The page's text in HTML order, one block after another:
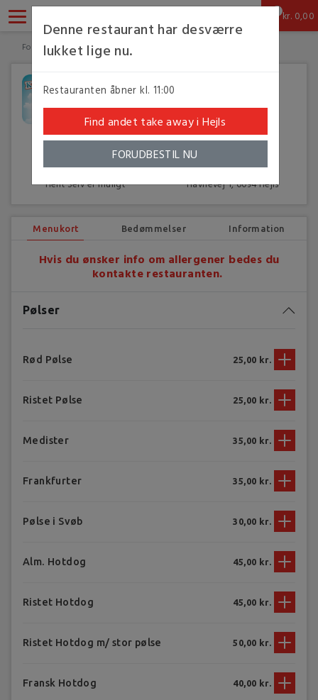
kr. 0,00
Forsiden 6094 Hejls Kabyssen Is & Grill
★★★★★★
★★★★★★
(4 bedømmelser)
Dansk, Grill
Hent Selv er muligt Havnevej 1, 6094 Hejls
Menukort Bedømmelser Information
Hvis du ønsker info om allergener bedes du
kontakte restauranten.
Pølser
Rød Pølse 25,00 kr.
Ristet Pølse 25,00 kr.
Medister 35,00 kr.
Frankfurter 35,00 kr.
Pølse i Svøb 30,00 kr.
Alm. Hotdog 45,00 kr.
Ristet Hotdog 45,00 kr.
Ristet Hotdog m/ stor pølse 50,00 kr.
Fransk Hotdog 40,00 kr.
Denne restaurant har desværre
lukket lige nu.
Restauranten åbner kl. 11:00
Find andet take away i Hejls
FORUDBESTIL NU